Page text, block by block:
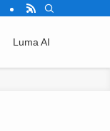
Luma AI